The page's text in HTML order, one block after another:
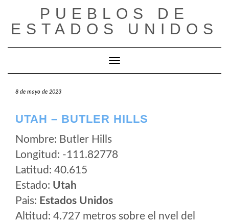
contenido
PUEBLOS DE
ESTADOS UNIDOS
Cambiar modo de navegación
8 de mayo de 2023
UTAH – BUTLER HILLS
Nombre: Butler Hills
Longitud: -111.82778
Latitud: 40.615
Estado: Utah
Pais: Estados Unidos
Altitud: 4.727 metros sobre el nvel del